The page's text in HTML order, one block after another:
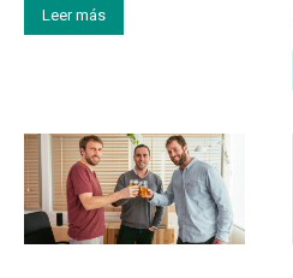
Leer más